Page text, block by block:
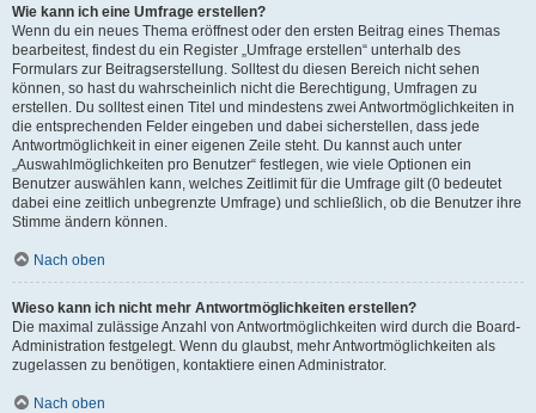
Wie kann ich eine Umfrage erstellen?
Wenn du ein neues Thema eröffnest oder den ersten Beitrag eines Themas
bearbeitest, findest du ein Register „Umfrage erstellen“ unterhalb des
Formulars zur Beitragserstellung. Solltest du diesen Bereich nicht sehen
können, so hast du wahrscheinlich nicht die Berechtigung, Umfragen zu
erstellen. Du solltest einen Titel und mindestens zwei Antwortmöglichkeiten in
die entsprechenden Felder eingeben und dabei sicherstellen, dass jede
Antwortmöglichkeit in einer eigenen Zeile steht. Du kannst auch unter
„Auswahlmöglichkeiten pro Benutzer“ festlegen, wie viele Optionen ein
Benutzer auswählen kann, welches Zeitlimit für die Umfrage gilt (0 bedeutet
dabei eine zeitlich unbegrenzte Umfrage) und schließlich, ob die Benutzer ihre
Stimme ändern können.
Nach oben
Wieso kann ich nicht mehr Antwortmöglichkeiten erstellen?
Die maximal zulässige Anzahl von Antwortmöglichkeiten wird durch die Board-
Administration festgelegt. Wenn du glaubst, mehr Antwortmöglichkeiten als
zugelassen zu benötigen, kontaktiere einen Administrator.
Nach oben